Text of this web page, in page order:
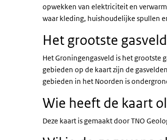
opwekken van elektriciteit en
waar kleding, huishoudelijke spullen
Het grootste
Het Groningengasveld is het grootste
gebieden op de kaart zijn de
gebieden in het Noorden is
Wie heeft de kaart
Deze kaart is gemaakt door TNO